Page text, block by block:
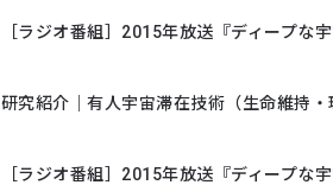
［ラジオ番組］2015年放送『ディープな
研究紹介｜有人宇宙滞在技術（生命維持
［ラジオ番組］2015年放送『ディープな